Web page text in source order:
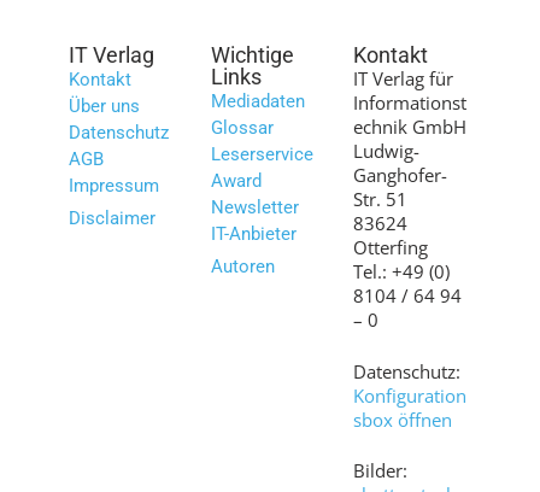
IT Verlag
Kontakt
Über uns
Datenschutz
AGB
Impressum
Disclaimer
Wichtige
Links
Mediadaten
Glossar
Leserservice
Award
Newsletter
IT-Anbieter
Autoren
Kontakt
IT Verlag für
Informationst
echnik GmbH
Ludwig-
Ganghofer-
Str. 51
83624
Otterfing
Tel.: +49 (0)
8104 / 64 94
– 0
Datenschutz:
Konfiguration
sbox öffnen
Bilder: